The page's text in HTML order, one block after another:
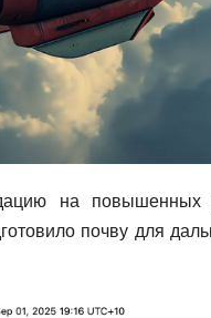
на повышенных
почву для